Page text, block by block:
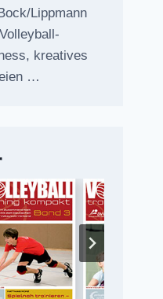
Lippmann
kreatives
…